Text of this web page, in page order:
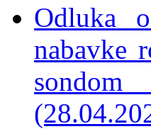
Odluka
nabavke